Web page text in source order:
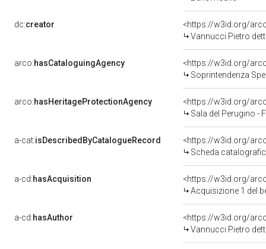
dc:creator
<https://w3id.org/
Vannucci Pietro
arco:hasCataloguingAgency
<https://w3id.org/
Soprintendenza
arco:hasHeritageProtectionAgency
<https://w3id.org/
Sala del Perugino -
a-cat:isDescribedByCatalogueRecord
<https://w3id.org/
Scheda
a-cd:hasAcquisition
<https://w3id.org/
Acquisizione 1 del
a-cd:hasAuthor
<https://w3id.org/
Vannucci Pietro